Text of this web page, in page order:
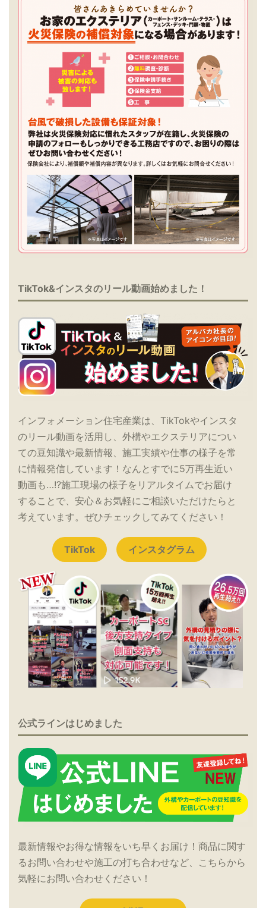
TikTok&インスタのリール動画始めました！
インフォメーション住宅産業は、TikTokやインスタ
のリール動画を活用し、外構やエクステリアについ
ての豆知識や最新情報、施工実績や仕事の様子を常
に情報発信しています！なんとすでに5万再生近い
動画も…!?施工現場の様子をリアルタイムでお届け
することで、安心＆お気軽にご相談いただけたらと
考えています。ぜひチェックしてみてください！
TikTok インスタグラム
公式ラインはじめました
最新情報やお得な情報をいち早くお届け！商品に関す
るお問い合わせや施工の打ち合わせなど、こちらから
気軽にお問い合わせください！